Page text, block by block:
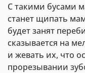
С такими бусами
станет щипать
будет занят
сказывается на
и жевать их, что
прорезывании